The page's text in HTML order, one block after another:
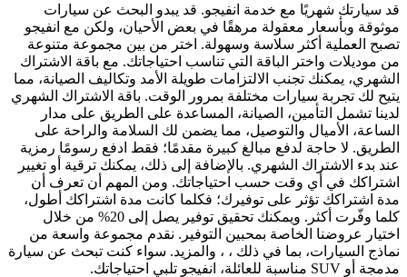
قد سيارتك شهريًا مع خدمة انفيجو. قد يبدو البحث عن سيارات
موثوقة وبأسعار معقولة مرهقًا في بعض الأحيان، ولكن مع انفيجو
تصبح العملية أكثر سلاسة وسهولة. اختر من بين مجموعة متنوعة
من موديلات واختر الباقة التي تناسب احتياجاتك. مع باقة الاشتراك
الشهري، يمكنك تجنب الالتزامات طويلة الأمد وتكاليف الصيانة، مما
يتيح لك تجربة سيارات مختلفة بمرور الوقت. باقة الاشتراك الشهري
لدينا تشمل التأمين، الصيانة، المساعدة على الطريق على مدار
الساعة، الأميال والتوصيل، مما يضمن لك السلامة والراحة على
الطريق. لا حاجة لدفع مبالغ كبيرة مقدمًا؛ فقط ادفع رسومًا رمزية
عند بدء الاشتراك الشهري. بالإضافة إلى ذلك، يمكنك ترقية أو تغيير
اشتراكك في أي وقت حسب احتياجاتك. ومن المهم أن تعرف أن
مدة اشتراكك تؤثر على توفيرك؛ فكلما كانت مدة اشتراكك أطول،
كلما وفّرت أكثر. ويمكنك تحقيق توفير يصل إلى 20% من خلال
اختيار عروضنا الخاصة بمحبين التوفير. نقدم مجموعة واسعة من
نماذج السيارات، بما في ذلك ، ، والمزيد. سواء كنت تبحث عن سيارة
مدمجة أو SUV مناسبة للعائلة، انفيجو تلبي احتياجاتك.